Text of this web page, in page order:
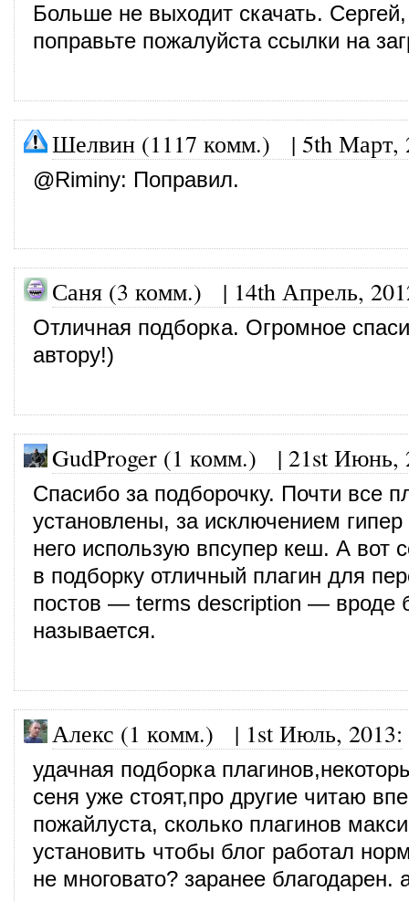
Больше не выходит скачать. Сергей,
поправьте пожалуйста ссылки на
Шелвин (1117 комм.) | 5th Март,
@Riminy: Поправил.
Саня (3 комм.) | 14th Апрель,
Отличная подборка. Огромное
автору!)
GudProger (1 комм.) | 21st Июнь,
Спасибо за подборочку. Почти все
установлены, за исключением
него использую впсупер кеш. А вот
в подборку отличный плагин для
постов — terms description — вроде
называется.
Алекс (1 комм.) | 1st Июль, 2013:
удачная подборка
сеня уже стоят,про другие читаю
пожайлуста, сколько плагинов
установить чтобы блог работал
не многовато? заранее благодарен.